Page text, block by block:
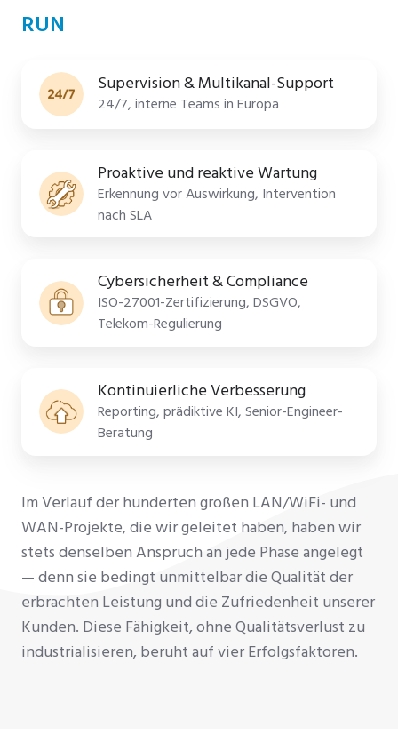
RUN
Supervision & Multikanal-Support
24/7, interne Teams in Europa
Proaktive und reaktive Wartung
Erkennung vor Auswirkung, Intervention
nach SLA
Cybersicherheit & Compliance
ISO-27001-Zertifizierung, DSGVO,
Telekom-Regulierung
Kontinuierliche Verbesserung
Reporting, prädiktive KI, Senior-Engineer-
Beratung
Im Verlauf der hunderten großen LAN/WiFi- und
WAN-Projekte, die wir geleitet haben, haben wir
stets denselben Anspruch an jede Phase angelegt
— denn sie bedingt unmittelbar die Qualität der
erbrachten Leistung und die Zufriedenheit unserer
Kunden. Diese Fähigkeit, ohne Qualitätsverlust zu
industrialisieren, beruht auf vier Erfolgsfaktoren.